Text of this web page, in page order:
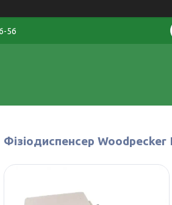
56
Фізіодиспенсер